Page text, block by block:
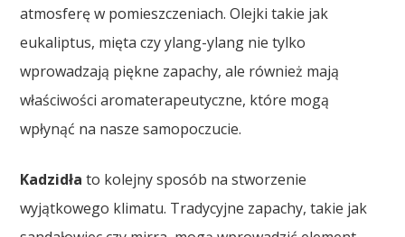
atmosferę w pomieszczeniach. Olejki takie jak
eukaliptus, mięta czy ylang-ylang nie tylko
wprowadzają piękne zapachy, ale również mają
właściwości aromaterapeutyczne, które mogą
wpłynąć na nasze samopoczucie.
Kadzidła to kolejny sposób na stworzenie
wyjątkowego klimatu. Tradycyjne zapachy, takie jak